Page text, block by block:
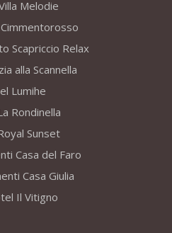
Melodie
Scapriccio Relax
alla Scannella
Lumihe
Rondinella
Sunset
Casa del Faro
Casa Giulia
Il Vitigno